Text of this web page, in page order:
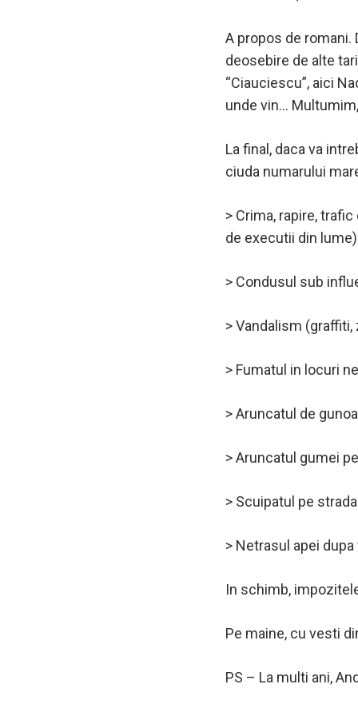
A propos de
deosebire de alte
“Ciauciescu”, aici
unde vin…
La final, daca va
ciuda numarului
> Crima, rapire,
de executii din
> Condusul sub
> Vandalism
> Fumatul in locuri
> Aruncatul de
> Aruncatul gumei
> Scuipatul pe
> Netrasul apei
In schimb,
Pe maine, cu vesti
PS – La multi ani,